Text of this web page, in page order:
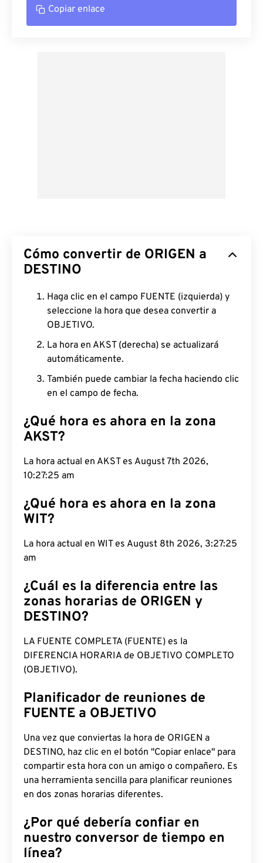
Copiar enlace
Cómo convertir de ORIGEN a
DESTINO
Haga clic en el campo FUENTE (izquierda) y
seleccione la hora que desea convertir a
OBJETIVO.
La hora en AKST (derecha) se actualizará
automáticamente.
También puede cambiar la fecha haciendo clic
en el campo de fecha.
¿Qué hora es ahora en la zona
AKST?
La hora actual en AKST es August 7th 2026,
10:27:26 am
¿Qué hora es ahora en la zona
WIT?
La hora actual en WIT es August 8th 2026, 3:27:26
am
¿Cuál es la diferencia entre las
zonas horarias de ORIGEN y
DESTINO?
LA FUENTE COMPLETA (FUENTE) es la
DIFERENCIA HORARIA de OBJETIVO COMPLETO
(OBJETIVO).
Planificador de reuniones de
FUENTE a OBJETIVO
Una vez que conviertas la hora de ORIGEN a
DESTINO, haz clic en el botón "Copiar enlace" para
compartir esta hora con un amigo o compañero. Es
una herramienta sencilla para planificar reuniones
en dos zonas horarias diferentes.
¿Por qué debería confiar en
nuestro conversor de tiempo en
línea?